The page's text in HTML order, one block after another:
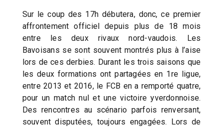
Sur le coup des 17h débutera, donc, ce premier
affrontement officiel depuis plus de 18 mois
entre les deux rivaux nord-vaudois. Les
Bavoisans se sont souvent montrés plus à l’aise
lors de ces derbies. Durant les trois saisons que
les deux formations ont partagées en 1re ligue,
entre 2013 et 2016, le FCB en a remporté quatre,
pour un match nul et une victoire yverdonnoise.
Des rencontres au scénario parfois renversant,
souvent disputées, toujours engagées. Lors de